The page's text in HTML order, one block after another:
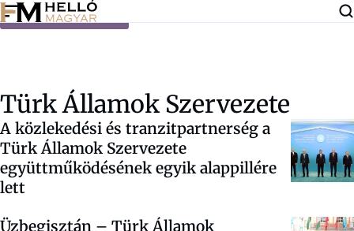
Ugrás a tartalomra
Türk Államok Szervezete
A közlekedési és tranzitpartnerség a
Türk Államok Szervezete
együttműködésének egyik alappillére
lett
Üzbegisztán – Türk Államok